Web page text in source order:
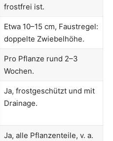
frostfrei ist.
Etwa 10–15 cm, Faustregel:
doppelte Zwiebelhöhe.
Pro Pflanze rund 2–3
Wochen.
Ja, frostgeschützt und mit
Drainage.
Ja, alle Pflanzenteile, v. a.